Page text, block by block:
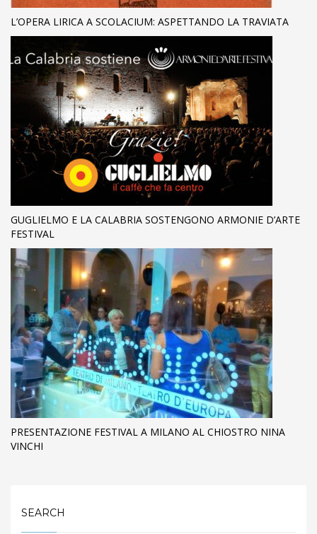
L’OPERA LIRICA A SCOLACIUM: ASPETTANDO LA TRAVIATA
GUGLIELMO E LA CALABRIA SOSTENGONO ARMONIE D’ARTE
FESTIVAL
PRESENTAZIONE FESTIVAL A MILANO AL CHIOSTRO NINA
VINCHI
SEARCH